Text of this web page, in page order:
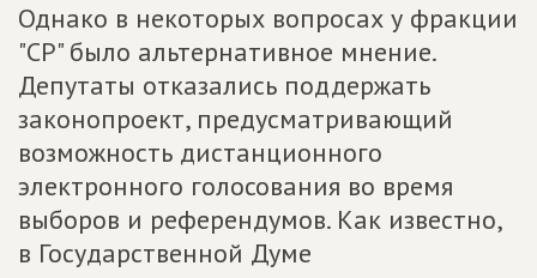
Однако в некоторых вопросах у фракции
"СР" было альтернативное мнение.
Депутаты отказались поддержать
законопроект, предусматривающий
возможность дистанционного
электронного голосования во время
выборов и референдумов. Как известно,
в Государственной Думе